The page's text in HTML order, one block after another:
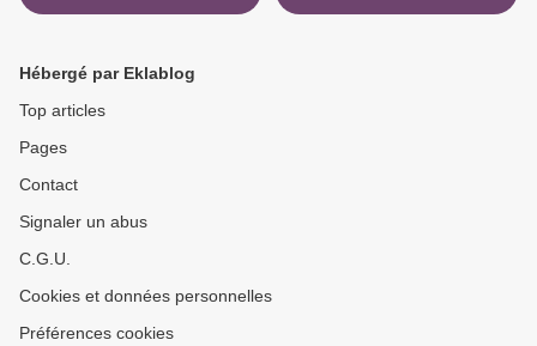
Hébergé par Eklablog
Top articles
Pages
Contact
Signaler un abus
C.G.U.
Cookies et données personnelles
Préférences cookies